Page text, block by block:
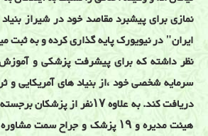
نمازی برای پیشبرد مقاصد خود در شیراز
ایران" در نیویورک پایه گذاری کرده و به ثبت
نظر داشته که برای پیشرفت پزشکی و آموزش
سرمایه شخصی خود ،از بنیاد های آمریکایی و
دریافت کند. به علاوه ۱۷نفر از
هیئت مدیره و ۱۹ پزشک و جراح سمت